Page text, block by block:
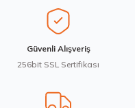
Kış 2023
Güvenli Alışveriş
256bit SSL Sertifikası